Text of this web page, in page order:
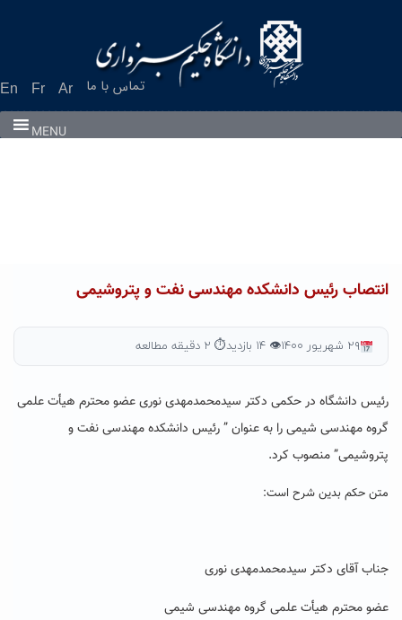
En Fr Ar تماس با ما
MENU
انتصاب رئیس دانشکده مهندسی نفت و پتروشیمی
۲۹ شهریور ۱۴۰۰ 👁 ۱۴ بازدید ⏱ ۲ دقیقه مطالعه
رئیس دانشگاه در حکمی دکتر سیدمحمدمهدی نوری عضو محترم هیأت علمی
گروه مهندسی شیمی را به عنوان ” رئیس دانشکده مهندسی نفت و
پتروشیمی” منصوب کرد.
متن حکم بدین شرح است:
جناب آقای دکتر سیدمحمدمهدی نوری
عضو محترم هیأت علمی گروه مهندسی شیمی